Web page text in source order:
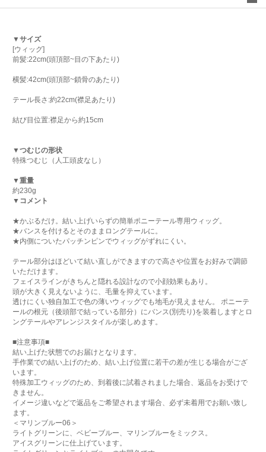
▼サイズ
[ウィッグ]
前髪:22cm(頭頂部~目の下あたり)
横髪:42cm(頭頂部~鎖骨のあたり)
テール長さ:約22cm(襟足あたり)
結び目位置:襟足から約15cm
▼つむじの形状
特殊つむじ（人工頭皮なし）
▼重量
約230g
▼コメント
★かぶるだけ。結い上げいらずの簡単ポニーテール専用ウィッグ。
★バンスを付けるとそのままロングテールに。
★内側についたパッチンピンでウィッグがずれにくい。
テール部分はほどいて結い直しができますので高さや位置をお好みで調節
いただけます。
フェイスラインがきちんと隠れる設計なので小顔効果もあり。
頭が大きく見えないように、毛量を抑えています。
透けにくい独自加工で色の薄いウィッグでも地毛が見えません。 ポニーテ
ールの根元（後頭部で結っている部分）にバンス(別売り)を装着しますとロ
ングテールやアレンジスタイルが楽しめます。
■注意事項■
結い上げた状態でのお届けとなります。
手作業での結い上げのため、結い上げ位置に若干の差が生じる場合がござ
います。
特殊加工ウィッグのため、到着後に試着されました場合、返品をお受けで
きません。
イメージ違いなどで返品をご希望されます場合、必ず未着用でお願い致し
ます。
＜マリンブルー06＞
ライトグリーンに、ベビーブルー、マリンブルーをミックス。
アイスグリーンに仕上げています。